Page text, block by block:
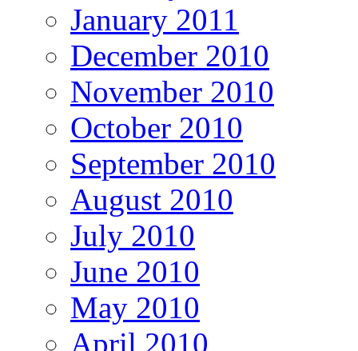
January 2011
December 2010
November 2010
October 2010
September 2010
August 2010
July 2010
June 2010
May 2010
April 2010